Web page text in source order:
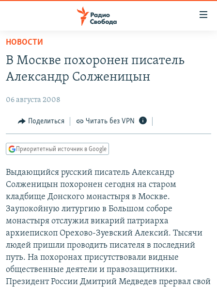
упрощенного
доступа
Вернуться
основному
Вернутся
главной
навигации
Вернутся
поиску
АВТОРСКИЕ ПРОЕКТЫ
ЦИТАТЫ СВОБОДЫ
МНЕНИЯ
IDEL.РЕАЛИИ
КАВКАЗ.РЕАЛИИ
СЕВЕР.РЕАЛИИ
СИБИРЬ.РЕАЛИИ
РАСПИСАНИЕ ВЕЩАНИЯ
ПОДПИШИТЕСЬ НА РАССЫЛКУ
СОЦИАЛЬНЫЕ СЕТИ
НОВОСТИ
В Москве похоронен писатель
Александр Солженицын
06 августа 2008
Поделиться Читать без VPN
Приоритетный источник в Google
Выдающийся русский писатель Александр
Солженицын похоронен сегодня на старом
кладбище Донского монастыря в Москве.
Заупокойную литургию в Большом соборе
монастыря отслужил викарий патриарха
архиепископ Орехово-Зуевский Алексий. Тысячи
людей пришли проводить писателя в последний
путь. На похоронах присутствовали видные
общественные деятели и правозащитники.
Президент России Дмитрий Медведев прервал свой